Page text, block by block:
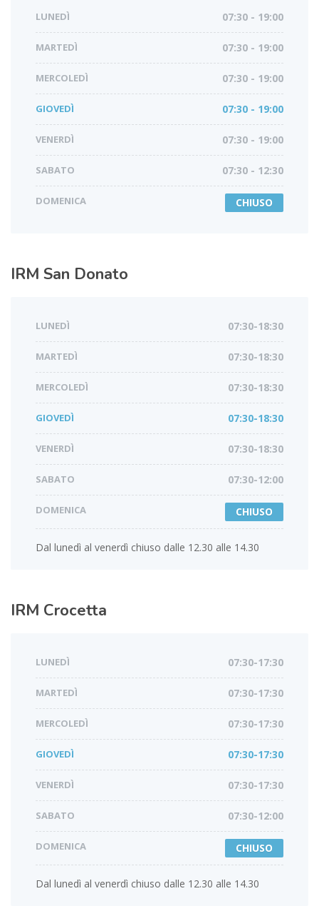
LUNEDÌ 07:30 - 19:00
MARTEDÌ 07:30 - 19:00
MERCOLEDÌ 07:30 - 19:00
GIOVEDÌ 07:30 - 19:00
VENERDÌ 07:30 - 19:00
SABATO 07:30 - 12:30
DOMENICA CHIUSO
IRM San Donato
LUNEDÌ 07:30-18:30
MARTEDÌ 07:30-18:30
MERCOLEDÌ 07:30-18:30
GIOVEDÌ 07:30-18:30
VENERDÌ 07:30-18:30
SABATO 07:30-12:00
DOMENICA CHIUSO
Dal lunedì al venerdì chiuso dalle 12.30 alle 14.30
IRM Crocetta
LUNEDÌ 07:30-17:30
MARTEDÌ 07:30-17:30
MERCOLEDÌ 07:30-17:30
GIOVEDÌ 07:30-17:30
VENERDÌ 07:30-17:30
SABATO 07:30-12:00
DOMENICA CHIUSO
Dal lunedì al venerdì chiuso dalle 12.30 alle 14.30